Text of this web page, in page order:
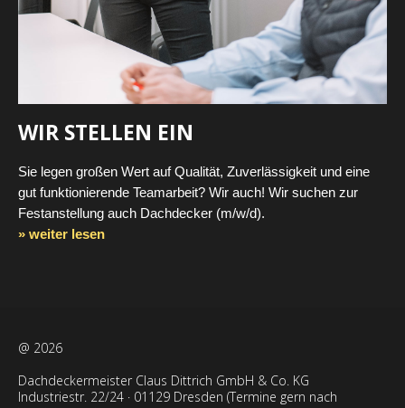
WIR STELLEN EIN
Sie legen großen Wert auf Qualität, Zuverlässigkeit und eine
gut funktionierende Teamarbeit? Wir auch! Wir suchen zur
Festanstellung auch Dachdecker (m/w/d).
» weiter lesen
@ 2026
Dachdeckermeister Claus Dittrich GmbH & Co. KG
Industriestr. 22/24 · 01129 Dresden (Termine gern nach